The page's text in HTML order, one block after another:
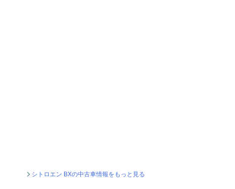
シトロエン BXの中古車情報をもっと見る